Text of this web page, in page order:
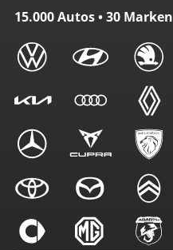
15.000 Autos • 30 Marken